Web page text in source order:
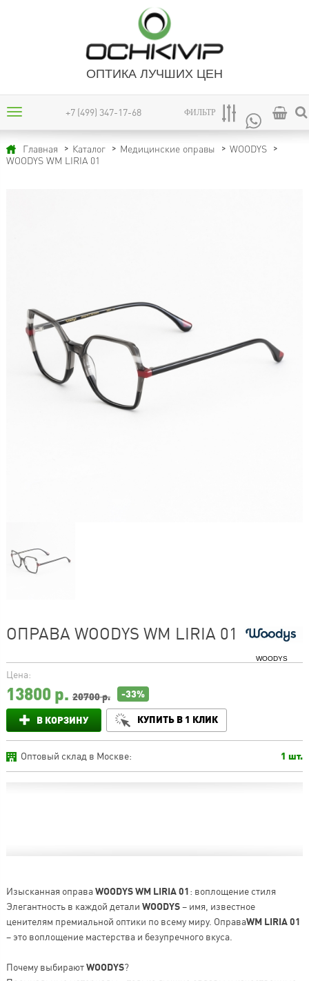
ОПТИКА ЛУЧШИХ ЦЕН
+7 (499) 347-17-68 ФИЛЬТР
Главная Каталог Медицинские оправы
WOODYS
WOODYS WM LIRIA 01
WOODYS
ОПРАВА WOODYS WM LIRIA 01
Цена:
13800р. 20700 р. -33%
В КОРЗИНУ КУПИТЬ В 1 КЛИК
Оптовый склад в Москве: 1 шт.
Изысканная оправаWOODYS WM LIRIA 01: воплощение стиля
Элегантность в каждой детали WOODYS– имя, известное
ценителям премиальной оптики по всему миру. ОправаWM LIRIA 01
– это воплощение мастерства и безупречного вкуса.
Почему выбираютWOODYS?